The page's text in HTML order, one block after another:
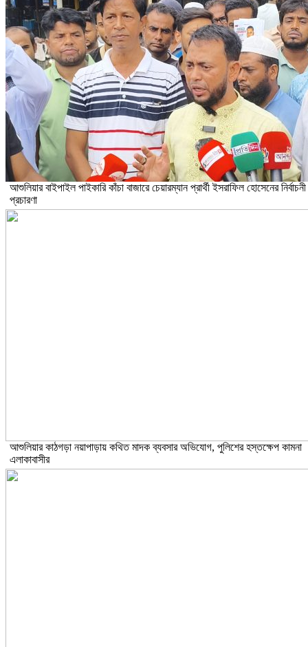
আশুলিয়ার বাইপাইল পাইকারি কাঁচা বাজারে চেয়ারম্যান প্রার্থী ইসরাফিল হোসেনের নির্বাচনী
প্রচারণা
আশুলিয়ার কাঠগড়া নয়াপাড়ায় কথিত মাদক ব্যবসার অভিযোগ, পুলিশের হস্তক্ষেপ কামনা
এলাকাবাসীর